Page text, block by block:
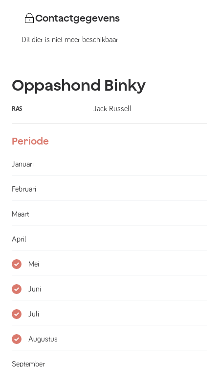
Contactgegevens
Dit dier is niet meer beschikbaar
Oppashond Binky
RAS Jack Russell
Periode
Januari
Februari
Maart
April
Mei
Juni
Juli
Augustus
September